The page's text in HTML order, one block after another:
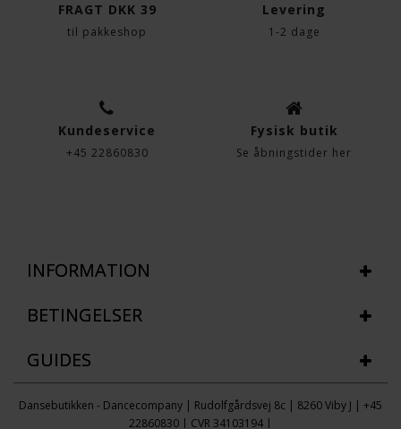
FRAGT DKK 39
til pakkeshop
Levering
1-2 dage
Kundeservice
+45 22860830
Fysisk butik
Se åbningstider her
INFORMATION
BETINGELSER
GUIDES
Dansebutikken - Dancecompany | Rudolfgårdsvej 8c | 8260 Viby J | +45
22860830 | CVR 34103194 |